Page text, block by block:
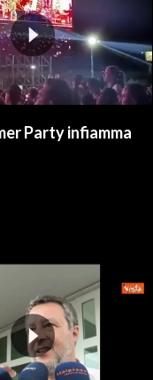
Party infiamma